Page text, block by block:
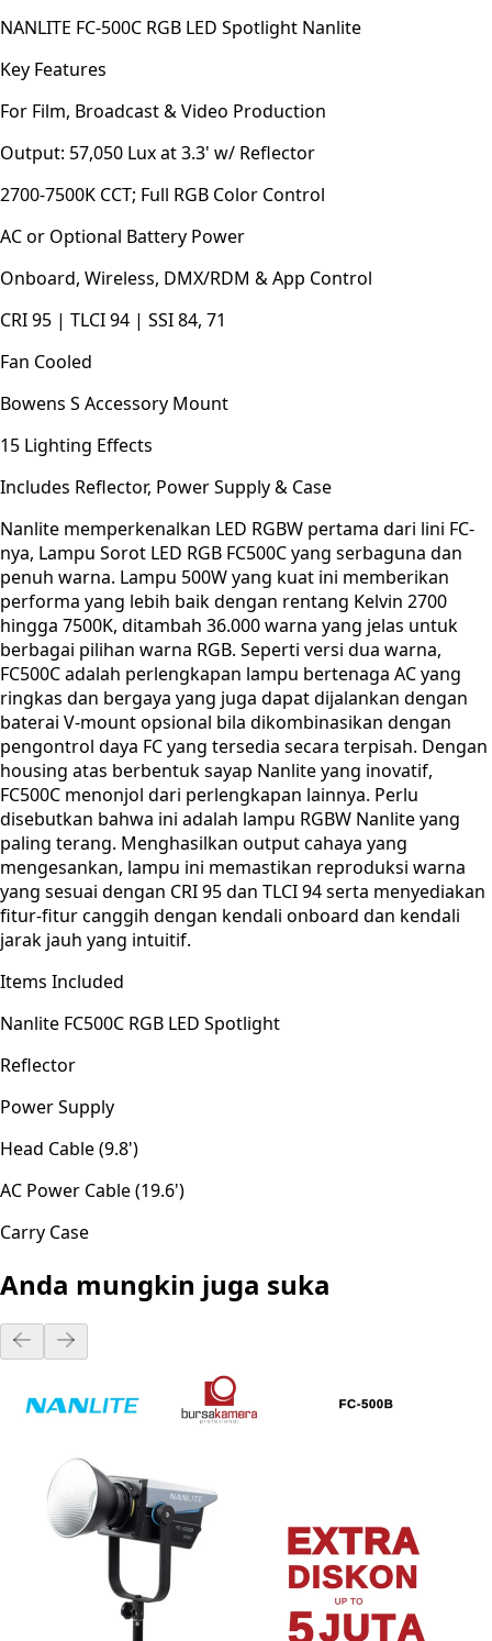
NANLITE FC-500C RGB LED Spotlight Nanlite
Key Features
For Film, Broadcast & Video Production
Output: 57,050 Lux at 3.3' w/ Reflector
2700-7500K CCT; Full RGB Color Control
AC or Optional Battery Power
Onboard, Wireless, DMX/RDM & App Control
CRI 95 | TLCI 94 | SSI 84, 71
Fan Cooled
Bowens S Accessory Mount
15 Lighting Effects
Includes Reflector, Power Supply & Case
Nanlite memperkenalkan LED RGBW pertama dari lini FC-
nya, Lampu Sorot LED RGB FC500C yang serbaguna dan
penuh warna. Lampu 500W yang kuat ini memberikan
performa yang lebih baik dengan rentang Kelvin 2700
hingga 7500K, ditambah 36.000 warna yang jelas untuk
berbagai pilihan warna RGB. Seperti versi dua warna,
FC500C adalah perlengkapan lampu bertenaga AC yang
ringkas dan bergaya yang juga dapat dijalankan dengan
baterai V-mount opsional bila dikombinasikan dengan
pengontrol daya FC yang tersedia secara terpisah. Dengan
housing atas berbentuk sayap Nanlite yang inovatif,
FC500C menonjol dari perlengkapan lainnya. Perlu
disebutkan bahwa ini adalah lampu RGBW Nanlite yang
paling terang. Menghasilkan output cahaya yang
mengesankan, lampu ini memastikan reproduksi warna
yang sesuai dengan CRI 95 dan TLCI 94 serta menyediakan
fitur-fitur canggih dengan kendali onboard dan kendali
jarak jauh yang intuitif.
Items Included
Nanlite FC500C RGB LED Spotlight
Reflector
Power Supply
Head Cable (9.8')
AC Power Cable (19.6')
Carry Case
Anda mungkin juga suka